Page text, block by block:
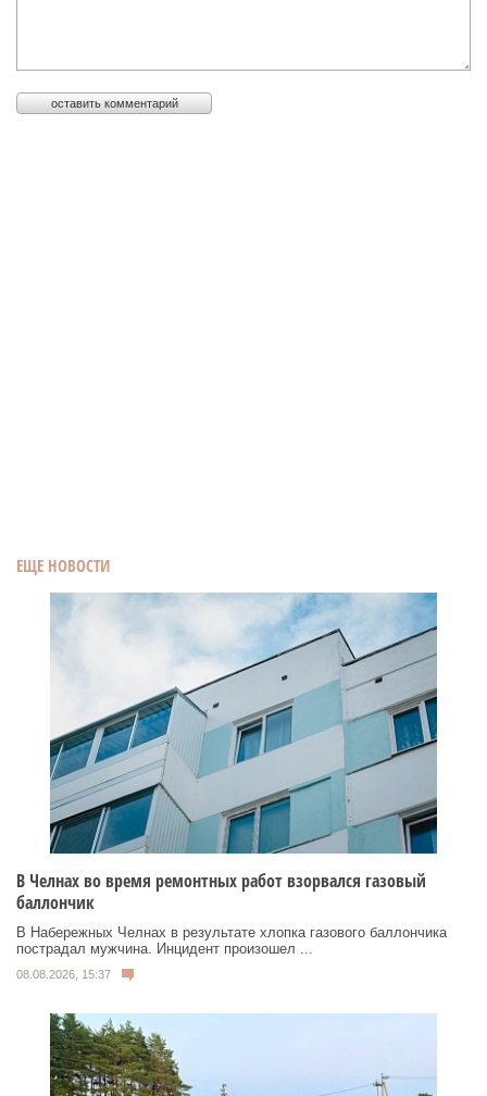
ЕЩЕ НОВОСТИ
В Челнах во время ремонтных работ взорвался газовый
баллончик
В Набережных Челнах в результате хлопка газового баллончика
пострадал мужчина. Инцидент произошел ...
08.08.2026, 15:37